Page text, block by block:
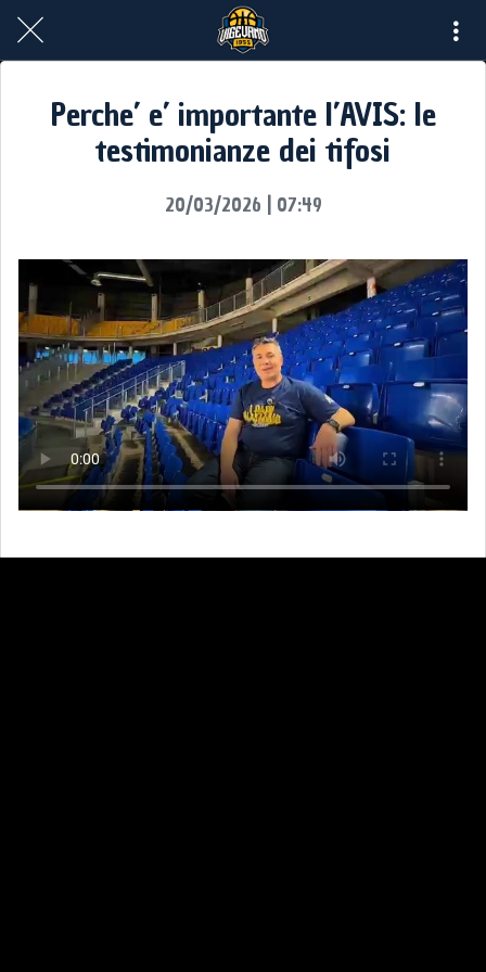
Perche’ e’ importante l’AVIS: le
testimonianze dei tifosi
20/03/2026 | 07:49